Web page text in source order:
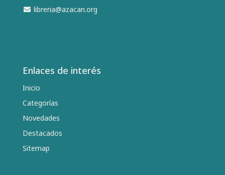
libreria@azacan.org
Enlaces de interés
Inicio
Categorías
Novedades
Destacados
Sitemap